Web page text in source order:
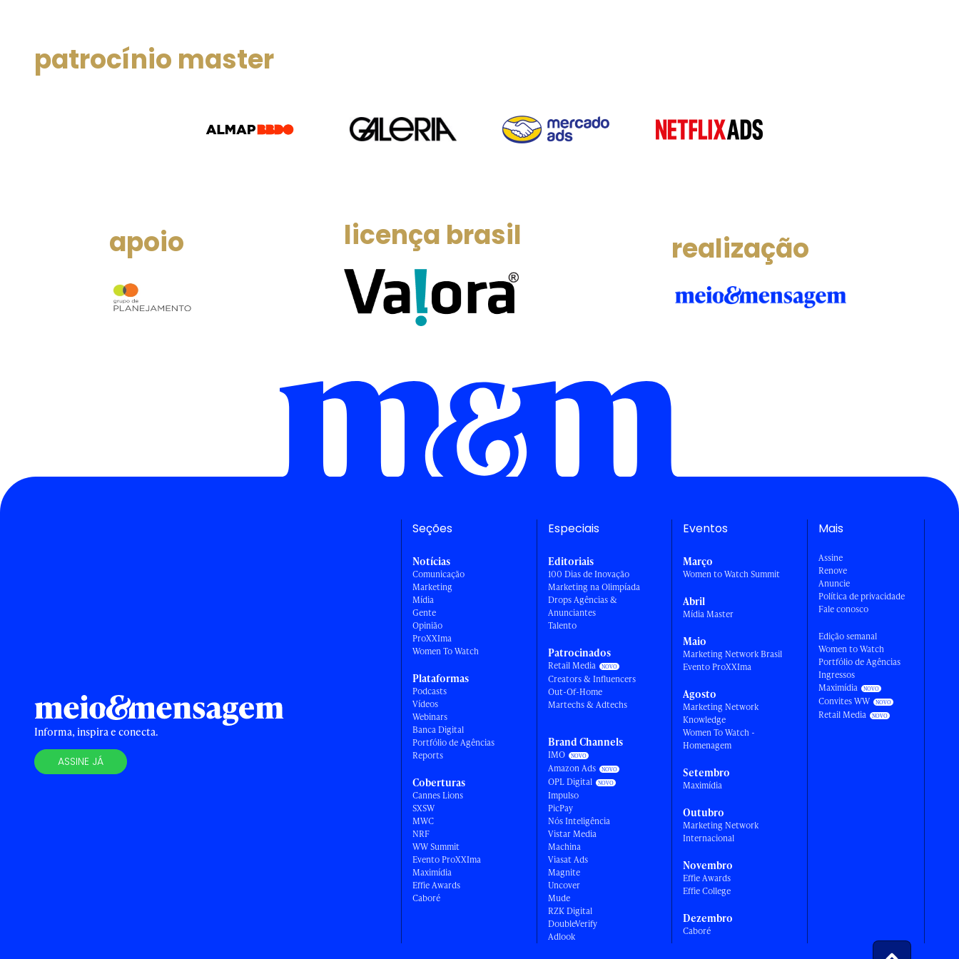
patrocínio master
apoio licença brasil realização
Informa, inspira e conecta.
ASSINE JÁ
Seções
Notícias
Comunicação
Marketing
Mídia
Gente
Opinião
ProXXIma
Women To Watch
Plataformas
Podcasts
Vídeos
Webinars
Banca Digital
Portfólio de Agências
Reports
Coberturas
Cannes Lions
SXSW
MWC
NRF
WW Summit
Evento ProXXIma
Maximídia
Effie Awards
Caboré
Especiais
Editoriais
100 Dias de Inovação
Marketing na Olimpíada
Drops Agências &
Anunciantes
Talento
Patrocinados
Retail Media
Creators & Influencers
Out-Of-Home
Martechs & Adtechs
Brand Channels
IMO
Amazon Ads
OPL Digital
Impulso
PicPay
Nós Inteligência
Vistar Media
Machina
Viasat Ads
Magnite
Uncover
Mude
RZK Digital
DoubleVerify
Adlook
Eventos
Março
Women to Watch Summit
Abril
Mídia Master
Maio
Marketing Network Brasil
Evento ProXXIma
Agosto
Marketing Network
Knowledge
Women To Watch -
Homenagem
Setembro
Maximídia
Outubro
Marketing Network
Internacional
Novembro
Effie Awards
Effie College
Dezembro
Caboré
Mais
Assine
Renove
Anuncie
Política de privacidade
Fale conosco
Edição semanal
Women to Watch
Portfólio de Agências
Ingressos
Maximídia
Convites WW
Retail Media